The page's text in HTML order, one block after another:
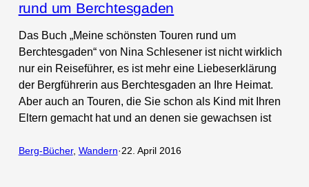
rund um Berchtesgaden
Das Buch „Meine schönsten Touren rund um
Berchtesgaden“ von Nina Schlesener ist nicht wirklich
nur ein Reiseführer, es ist mehr eine Liebeserklärung
der Bergführerin aus Berchtesgaden an Ihre Heimat.
Aber auch an Touren, die Sie schon als Kind mit Ihren
Eltern gemacht hat und an denen sie gewachsen ist
Berg-Bücher, Wandern·22. April 2016